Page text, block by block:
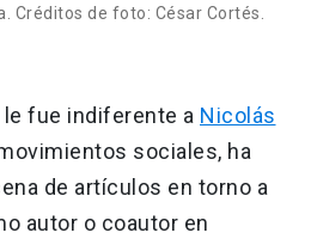
Créditos de foto: César Cortés.
fue indiferente a Nicolás
sociales, ha
de artículos en torno a
autor o coautor en